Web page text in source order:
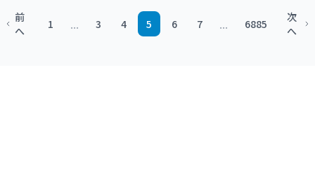
前
へ
1 ... 3 4 5 6 7 ... 6885
次
へ